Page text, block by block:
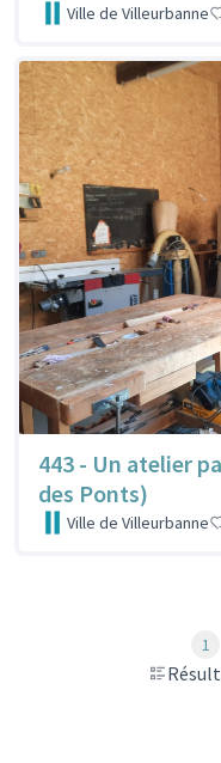
Ville de Villeurbanne
443 - Un atelier
des Ponts)
Ville de Villeurbanne
1